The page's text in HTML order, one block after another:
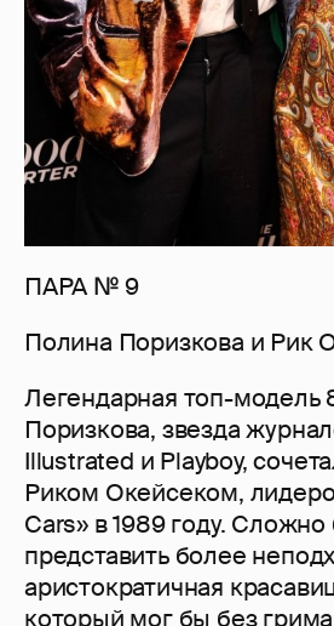
ПАРА № 9
Полина Поризкова и Рик
Легендарная топ-модель
Поризкова, звезда
Illustrated и Playboy,
Риком Окейсеком,
Cars» в 1989 году.
представить более
аристократичная
который мог бы без